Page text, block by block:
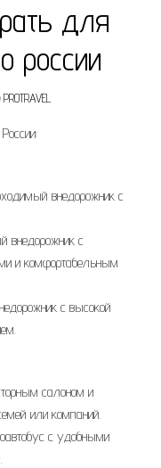
для
россии
PROTRAVEL
внедорожник с
внедорожник с
и комфортабельным
с высокой
салоном и
или компаний.
с удобными